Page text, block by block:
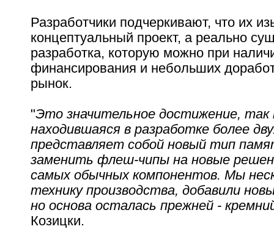
Разработчики подчеркивают, что их
концептуальный проект, а реально
разработка, которую можно при
финансирования и небольших
рынок.
"Это значительное достижение, так
находившаяся в разработке более
представляет собой новый тип
заменить флеш-чипы на новые
самых обычных компонентов. Мы
технику производства, добавили
но основа осталась прежней -
Козицки.